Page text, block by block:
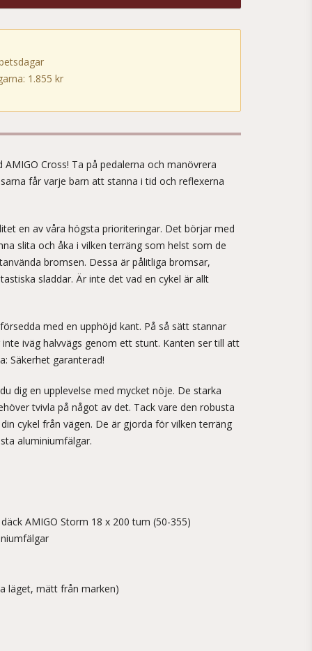
1.855 kr
Cross! Ta på pedalerna och manövrera
får varje barn att stanna i tid och reflexerna
en av våra högsta prioriteringar. Det börjar med
slita och åka i vilken terräng som helst som de
bromsen. Dessa är pålitliga bromsar,
sladdar. Är inte det vad en cykel är allt
med en upphöjd kant. På så sätt stannar
iväg halvvägs genom ett stunt. Kanten ser till att
Säkerhet garanterad!
dig en upplevelse med mycket nöje. De starka
tvivla på något av det. Tack vare den robusta
cykel från vägen. De är gjorda för vilken terräng
aluminiumfälgar.
AMIGO Storm 18 x 200 tum (50-355)
läget, mätt från marken)